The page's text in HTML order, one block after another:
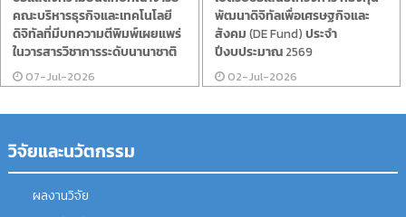
คณะบริหารธุรกิจและเทคโนโลยี
ดิจิทัลที่มีบทความตีพิมพ์เผยแพร่
ในวารสารวิชาการระดับนานาชาติ
07-Jul-2026
พัฒนาดิจิทัลเพื่อเศรษฐกิจและ
สังคม (DE Fund) ประจำ
ปีงบประมาณ 2569
02-Jul-2026
วิจัยและนวัตกรรม
ผลงานวิจัย